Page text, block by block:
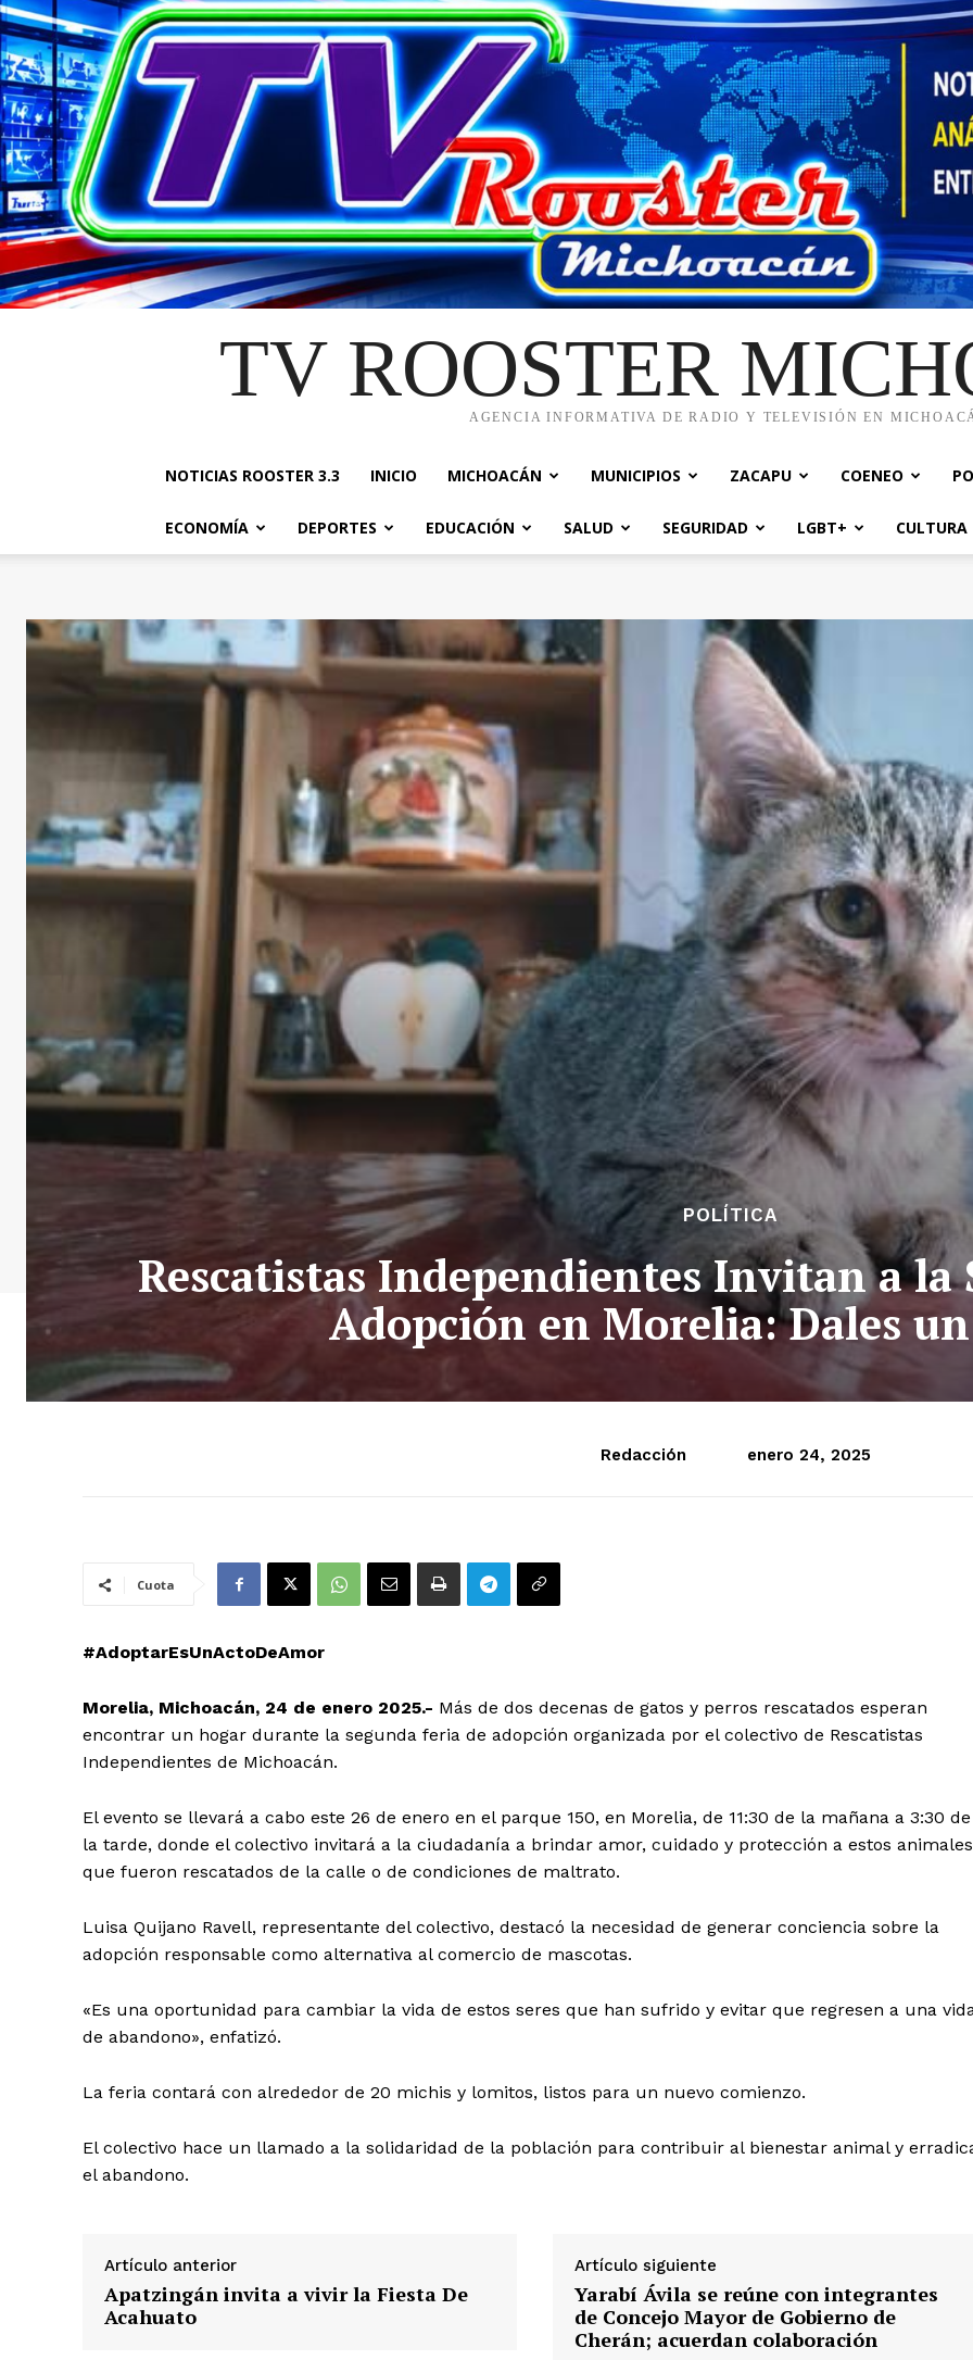
TV ROOSTER
AGENCIA INFORMATIVA DE RADIO Y TELEVISIÓN EN
NOTICIAS ROOSTER 3.3 INICIO MICHOACÁN MUNICIPIOS ZACAPU COENEO
ECONOMÍA DEPORTES EDUCACIÓN SALUD SEGURIDAD LGBT+ CULTURA
POLÍTICA
Rescatistas Independientes Invitan a la
Adopción en Morelia: Dales
Redacción enero 24, 2025
Cuota
#AdoptarEsUnActoDeAmor
Morelia, Michoacán, 24 de enero 2025.- Más de dos decenas de gatos y perros rescatados esperan
encontrar un hogar durante la segunda feria de adopción organizada por el colectivo de Rescatistas
Independientes de Michoacán.
El evento se llevará a cabo este 26 de enero en el parque 150, en Morelia, de 11:30 de la mañana a 3:30 de
la tarde, donde el colectivo invitará a la ciudadanía a brindar amor, cuidado y protección a estos animales
que fueron rescatados de la calle o de condiciones de maltrato.
Luisa Quijano Ravell, representante del colectivo, destacó la necesidad de generar conciencia sobre la
adopción responsable como alternativa al comercio de mascotas.
«Es una oportunidad para cambiar la vida de estos seres que han sufrido y evitar que regresen a una
de abandono», enfatizó.
La feria contará con alrededor de 20 michis y lomitos, listos para un nuevo comienzo.
El colectivo hace un llamado a la solidaridad de la población para contribuir al bienestar animal y
el abandono.
Artículo anterior
Apatzingán invita a vivir la Fiesta De
Acahuato
Artículo siguiente
Yarabí Ávila se reúne con integrantes
de Concejo Mayor de Gobierno de
Cherán; acuerdan colaboración